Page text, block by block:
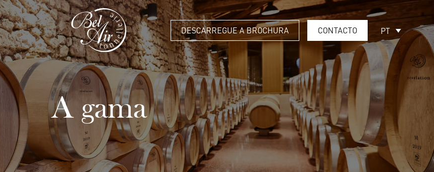
DESCARREGUE A BROCHURA CONTACTO PT
A gama